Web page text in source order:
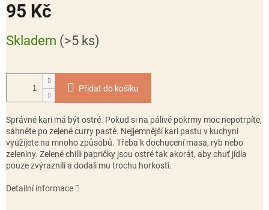
95 Kč
cena:
Skladem (>5 ks)
Přidat do košíku
Správné kari má být ostré. Pokud si na pálivé pokrmy moc nepotrpíte,
sáhněte po zelené curry pastě. Nejjemnější kari pastu v kuchyni
využijete na mnoho způsobů. Třeba k dochucení masa, ryb nebo
zeleniny. Zelené chilli papričky jsou ostré tak akorát, aby chuť jídla
pouze zvýraznili a dodali mu trochu horkosti.
Detailní informace